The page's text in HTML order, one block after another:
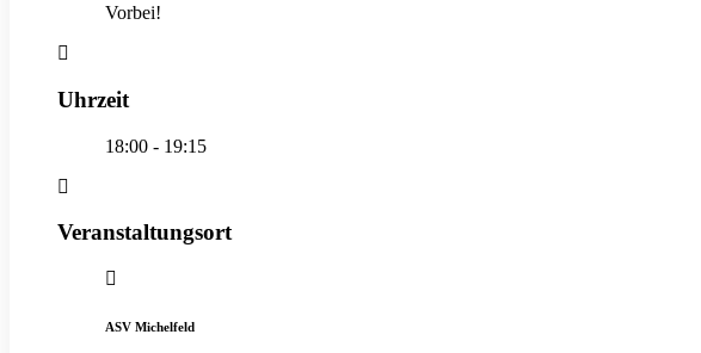
Vorbei!
Uhrzeit
18:00 - 19:15
Veranstaltungsort
ASV Michelfeld